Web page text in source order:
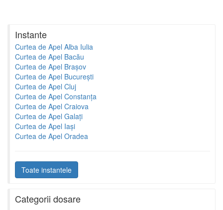
Instante
Curtea de Apel Alba Iulia
Curtea de Apel Bacău
Curtea de Apel Brașov
Curtea de Apel București
Curtea de Apel Cluj
Curtea de Apel Constanța
Curtea de Apel Craiova
Curtea de Apel Galați
Curtea de Apel Iași
Curtea de Apel Oradea
Toate instantele
Categorii dosare